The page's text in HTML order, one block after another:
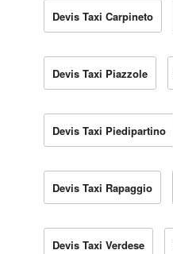
Devis Taxi Carpineto
Devis Taxi Piazzole
Devis Taxi Piedipartino
Devis Taxi Rapaggio
Devis Taxi Verdese